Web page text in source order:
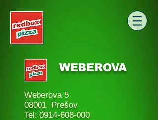
WEBEROVA
Weberova 5
08001 Prešov
Tel: 0914-608-000